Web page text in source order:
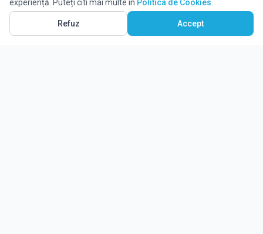
experiență. Puteți citi mai multe în Politica de Cookies
Refuz Accept